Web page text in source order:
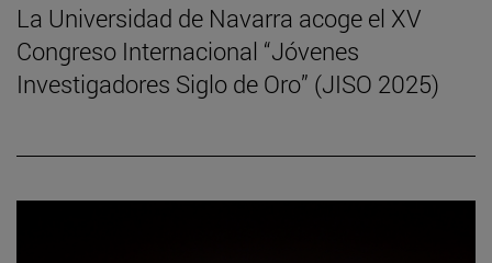
La Universidad de Navarra acoge el XV
Congreso Internacional “Jóvenes
Investigadores Siglo de Oro” (JISO 2025)